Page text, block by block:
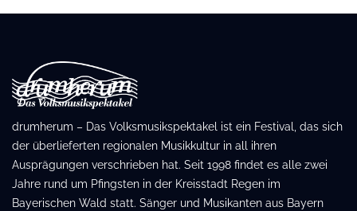
drumherum – Das Volksmusikspektakel ist ein Festival, das sich
der überlieferten regionalen Musikkultur in all ihren
Ausprägungen verschrieben hat. Seit 1998 findet es alle zwei
Jahre rund um Pfingsten in der Kreisstadt Regen im
Bayerischen Wald statt. Sänger und Musikanten aus Bayern